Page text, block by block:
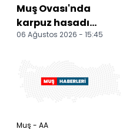
Muş Ovası'nda
karpuz hasadı
başladı: 2,1 milyar
06 Ağustos 2026 - 15:45
Muş - AA